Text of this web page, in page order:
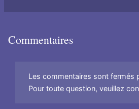
Commentaires
Les commentaires sont fermés
Pour toute question, veuillez